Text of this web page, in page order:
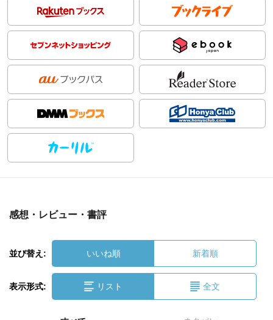
感想・レビュー・書評
並び替え: いいね順 新着順
表示形式: リスト 全文